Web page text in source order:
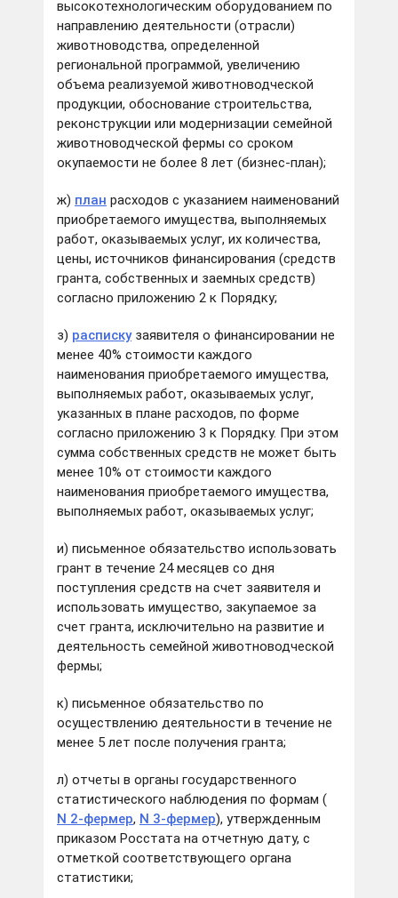
высокотехнологическим оборудованием по
направлению деятельности (отрасли)
животноводства, определенной
региональной программой, увеличению
объема реализуемой животноводческой
продукции, обоснование строительства,
реконструкции или модернизации семейной
животноводческой фермы со сроком
окупаемости не более 8 лет (бизнес-план);
ж) план расходов с указанием наименований
приобретаемого имущества, выполняемых
работ, оказываемых услуг, их количества,
цены, источников финансирования (средств
гранта, собственных и заемных средств)
согласно приложению 2 к Порядку;
з) распискузаявителя о финансировании не
менее 40% стоимости каждого
наименования приобретаемого имущества,
выполняемых работ, оказываемых услуг,
указанных в плане расходов, по форме
согласно приложению 3 к Порядку. При этом
сумма собственных средств не может быть
менее 10% от стоимости каждого
наименования приобретаемого имущества,
выполняемых работ, оказываемых услуг;
и) письменное обязательство использовать
грант в течение 24 месяцев со дня
поступления средств на счет заявителя и
использовать имущество, закупаемое за
счет гранта, исключительно на развитие и
деятельность семейной животноводческой
фермы;
к) письменное обязательство по
осуществлению деятельности в течение не
менее 5 лет после получения гранта;
л) отчеты в органы государственного
статистического наблюдения по формам (
N 2-фермер, N 3-фермер), утвержденным
приказом Росстата на отчетную дату, с
отметкой соответствующего органа
статистики;